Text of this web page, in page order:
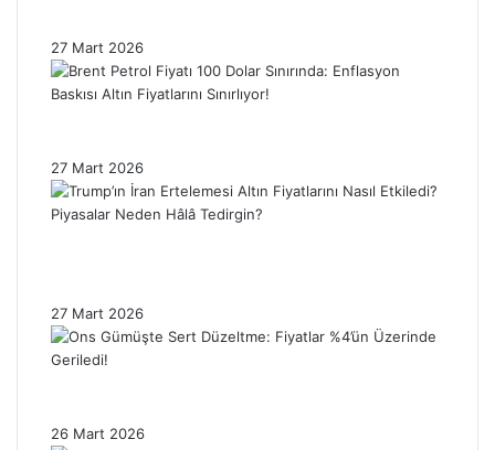
27 Mart 2026
27 Mart 2026
27 Mart 2026
26 Mart 2026